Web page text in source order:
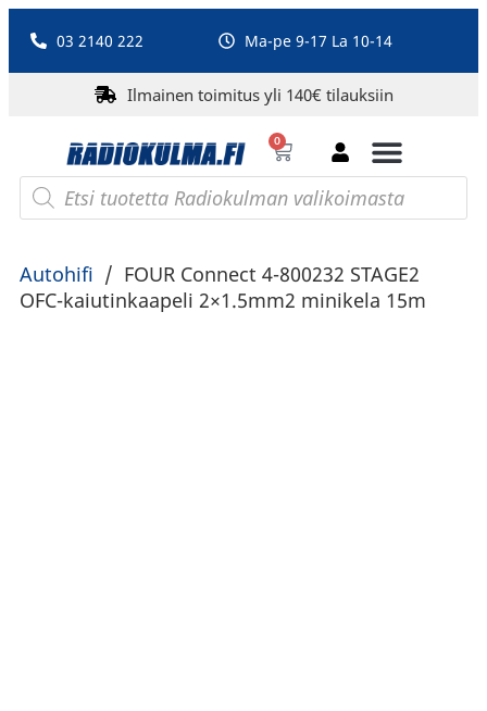
03 2140 222 Ma-pe 9-17 La 10-14
Ilmainen toimitus yli 140€ tilauksiin
0
Autohifi / FOUR Connect 4-800232 STAGE2
OFC-kaiutinkaapeli 2×1.5mm2 minikela 15m